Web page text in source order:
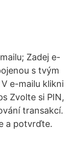
Zadej e-
s tvým
e-mailu klikni
Zvolte si PIN,
transakcí.
a potvrďte.